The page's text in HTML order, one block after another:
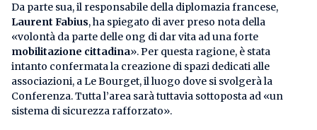
Da parte sua, il responsabile della diplomazia francese,
Laurent Fabius, ha spiegato di aver preso nota della
«volontà da parte delle ong di dar vita ad una forte
mobilitazione cittadina». Per questa ragione, è stata
intanto confermata la creazione di spazi dedicati alle
associazioni, a Le Bourget, il luogo dove si svolgerà la
Conferenza. Tutta l’area sarà tuttavia sottoposta ad «un
sistema di sicurezza rafforzato».